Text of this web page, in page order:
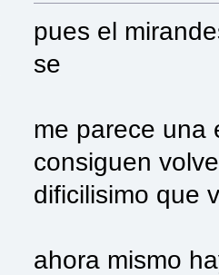
pues el
se
me parece una
consiguen
dificilisimo que
ahora mismo